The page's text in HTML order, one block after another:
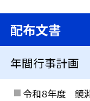
配布文書
年間行事計画
令和８年度 鏡